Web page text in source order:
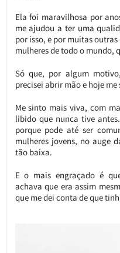
Ela foi maravilhosa por
me ajudou a ter uma
por isso, e por muitas
mulheres de todo o mundo,
Só que, por algum
precisei abrir mão e hoje
Me sinto mais viva, com
libido que nunca tive
porque pode até ser
mulheres jovens, no auge
tão baixa.
E o mais engraçado é
achava que era assim
que me dei conta de que